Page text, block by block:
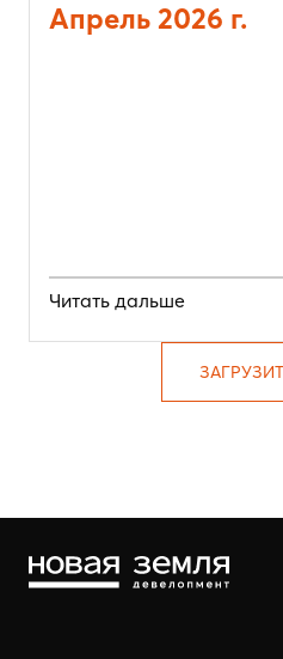
Апрель 2026 г.
Читать дальше